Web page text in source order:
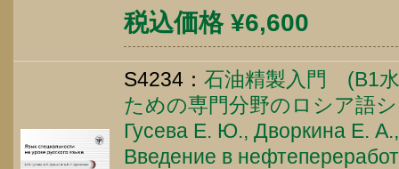
税込価格 ¥6,600
S4234： 石油精製入門 (B1
ための専門分野のロシア語
Гусева Е. Ю., Дворкина Е.
Введение в